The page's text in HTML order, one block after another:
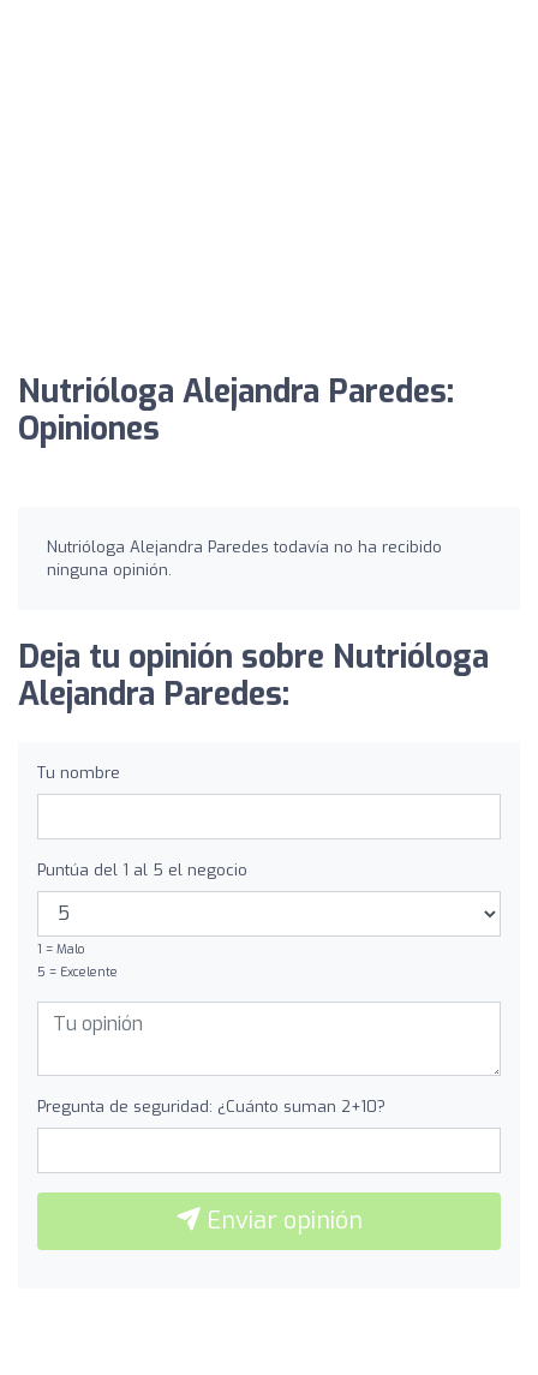
Nutrióloga Alejandra Paredes:
Opiniones
Nutrióloga Alejandra Paredes todavía no ha recibido
ninguna opinión.
Deja tu opinión sobre Nutrióloga
Alejandra Paredes:
Tu nombre
Puntúa del 1 al 5 el negocio
1 = Malo
5 = Excelente
Pregunta de seguridad: ¿Cuánto suman 2+10?
Enviar opinión